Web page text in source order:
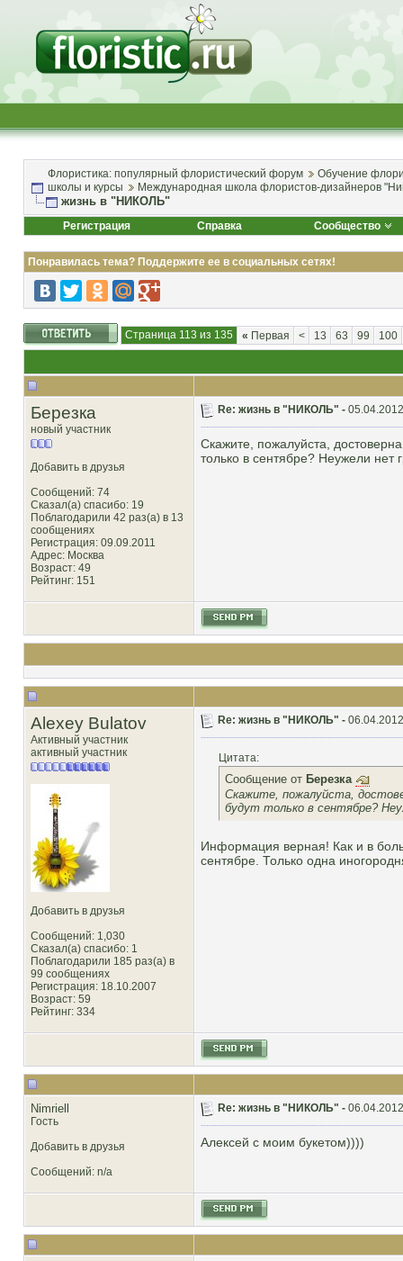
Флористика: популярный флористический форум
Обучение
школы и курсы
Международная школа флористов-дизайнеров
жизнь в "НИКОЛЬ"
Регистрация Справка Сообщество
Понравилась тема? Поддержите ее в социальных сетях!
Страница 113 из 135 « Первая < 13 63 99 100
Березка
новый участник
Добавить в друзья
Сообщений: 74
Сказал(а) спасибо: 19
Поблагодарили 42 раз(а) в 13
сообщениях
Регистрация: 09.09.2011
Адрес: Москва
Возраст: 49
Рейтинг: 151
Re: жизнь в "НИКОЛЬ" -
Скажите, пожалуйста,
только в сентябре? Неужели нет
Alexey Bulatov
Активный участник
активный участник
Добавить в друзья
Сообщений: 1,030
Сказал(а) спасибо: 1
Поблагодарили 185 раз(а) в
99 сообщениях
Регистрация: 18.10.2007
Возраст: 59
Рейтинг: 334
Re: жизнь в "НИКОЛЬ" -
Цитата:
Сообщение от Березка
Скажите, пожалуйста,
будут только в сентябре?
Информация верная! Как и в
сентябре. Только одна
Nimriell
Гость
Добавить в друзья
Сообщений: n/a
Re: жизнь в "НИКОЛЬ" -
Алексей с моим букетом))))